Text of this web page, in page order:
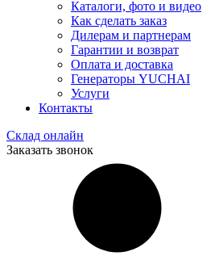
Каталоги, фото и видео
Как сделать заказ
Дилерам и партнерам
Гарантии и возврат
Оплата и доставка
Генераторы YUCHAI
Услуги
Контакты
Склад онлайн
Заказать звонок